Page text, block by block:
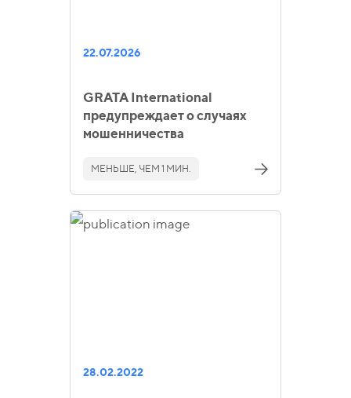
22.07.2026
GRATA International
предупреждает о случаях
мошенничества
МЕНЬШЕ, ЧЕМ 1 МИН.
28.02.2022